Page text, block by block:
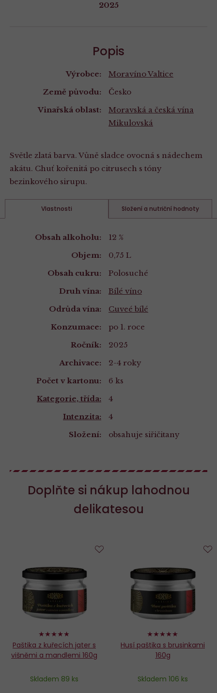
2025
Popis
Výrobce:
Moravíno Valtice
Země původu:
Česko
Vinařská oblast:
Moravská a česká vína
Mikulovská
Světle zlatá barva. Vůně sladce ovocná s nádechem
akátu. Chuť kořenitá po citrusech s tóny
bezinkového sirupu.
Vlastnosti Složení a nutriční hodnoty
Vlastnosti
Obsah alkoholu:
12 %
Objem:
0,75 L
Obsah cukru:
Polosuché
Druh vína:
Bílé víno
Odrůda vína:
Cuveé bílé
Konzumace:
po 1. roce
Ročník:
2025
Archivace:
2-4 roky
Počet v kartonu:
6 ks
Kategorie, třída:
4
Intenzita:
4
Složení:
obsahuje siřičitany
Složení
Doplňte si nákup lahodnou
delikatesou
96%
Paštika z kuřecích jater s
višněmi a mandlemi 160g
Skladem 89 ks
oblíbených
98%
Husí paštika s brusinkami
160g
Skladem 106 ks